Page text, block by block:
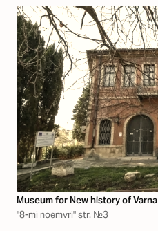
Museum for New history of Varna
"8-mi noemvri" str. №3